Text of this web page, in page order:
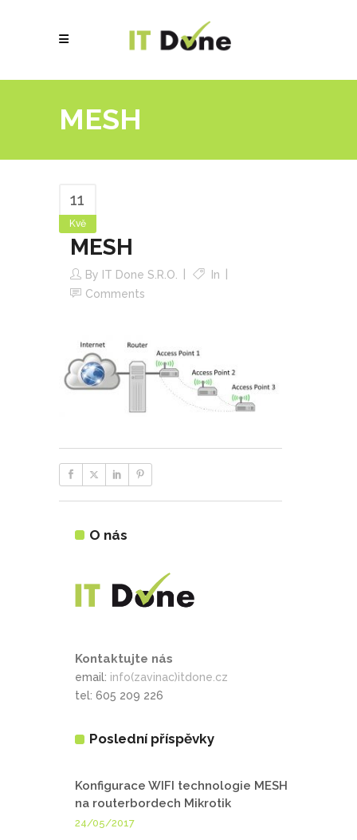
MESH
11
Kvě
MESH
By IT Done S.r.o.
In
Comments
O nás
Kontaktujte nás
email: info(zavinac)itdone.cz
tel: 605 209 226
Poslední příspěvky
Konfigurace WIFI technologie MESH
na routerbordech Mikrotik
24/05/2017